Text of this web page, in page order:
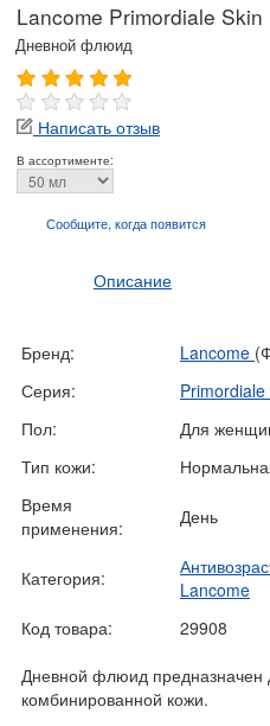
Lancome Primordiale
Дневной флюид
Написать отзыв
В ассортименте:
Сообщите, когдапоявится
Описание
Бренд: Lancome
Серия:
Пол:
Для
Тип кожи:
Время
применения:
День
Категория:
Lancome
Код товара:
29908
Дневной флюид предназначен
комбинированной кожи.